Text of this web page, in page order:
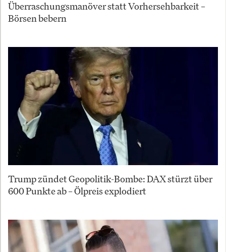
Überraschungsmanöver statt Vorhersehbarkeit –
Börsen bebern
Trump zündet Geopolitik-Bombe: DAX stürzt über
600 Punkte ab – Ölpreis explodiert